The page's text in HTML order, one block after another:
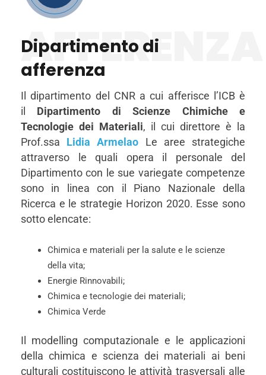
AFFERENZA
Dipartimento di
afferenza
Il dipartimento del CNR a cui afferisce l’ICB è
il Dipartimento di Scienze Chimiche e
Tecnologie dei Materiali, il cui direttore è la
Prof.ssa Lidia Armelao Le aree strategiche
attraverso le quali opera il personale del
Dipartimento con le sue variegate competenze
sono in linea con il Piano Nazionale della
Ricerca e le strategie Horizon 2020. Esse sono
sotto elencate:
Chimica e materiali per la salute e le scienze
della vita;
Energie Rinnovabili;
Chimica e tecnologie dei materiali;
Chimica Verde
Il modelling computazionale e le applicazioni
della chimica e scienza dei materiali ai beni
culturali costituiscono le attività trasversali alle